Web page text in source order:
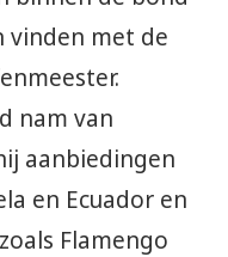
vinden met de
nam van
aanbiedingen
en Ecuador en
Flamengo